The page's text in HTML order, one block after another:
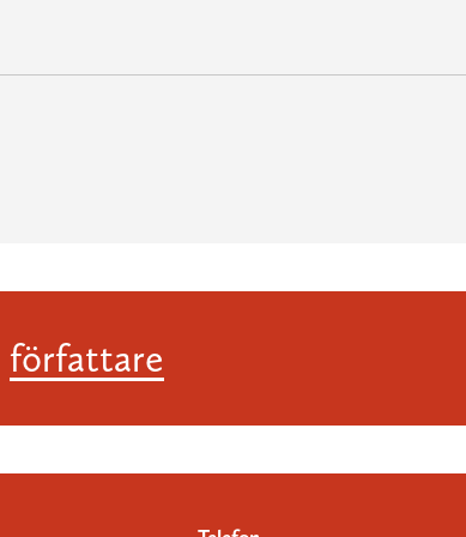
författare